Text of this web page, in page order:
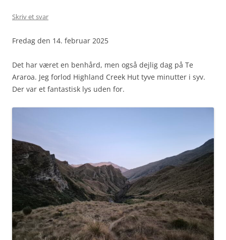
Skriv et svar
Fredag den 14. februar 2025
Det har været en benhård, men også dejlig dag på Te
Araroa. Jeg forlod Highland Creek Hut tyve minutter i syv.
Der var et fantastisk lys uden for.